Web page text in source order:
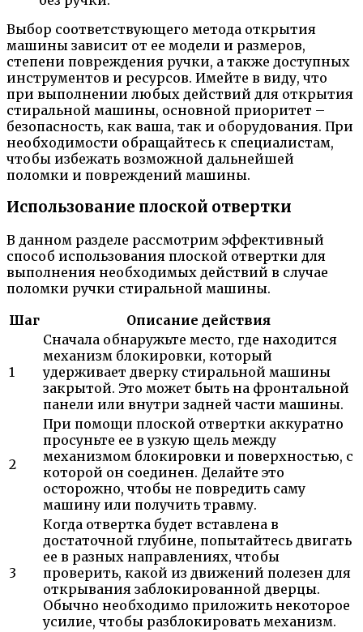
Выбор соответствующего метода открытия
машины зависит от ее модели и размеров,
степени повреждения ручки, а также доступных
инструментов и ресурсов. Имейте в виду, что
при выполнении любых действий для открытия
стиральной машины, основной приоритет –
безопасность, как ваша, так и оборудования. При
необходимости обращайтесь к специалистам,
чтобы избежать возможной дальнейшей
поломки и повреждений машины.
Использование плоской отвертки
В данном разделе рассмотрим эффективный
способ использования плоской отвертки для
выполнения необходимых действий в случае
поломки ручки стиральной машины.
Шаг
Описание действия
1
Сначала обнаружьте место, где находится
механизм блокировки, который
удерживает дверку стиральной машины
закрытой. Это может быть на фронтальной
панели или внутри задней части машины.
2
При помощи плоской отвертки аккуратно
просуньте ее в узкую щель между
механизмом блокировки и поверхностью, с
которой он соединен. Делайте это
осторожно, чтобы не повредить саму
машину или получить травму.
3
Когда отвертка будет вставлена в
достаточной глубине, попытайтесь двигать
ее в разных направлениях, чтобы
проверить, какой из движений полезен для
открывания заблокированной дверцы.
Обычно необходимо приложить некоторое
усилие, чтобы разблокировать механизм.